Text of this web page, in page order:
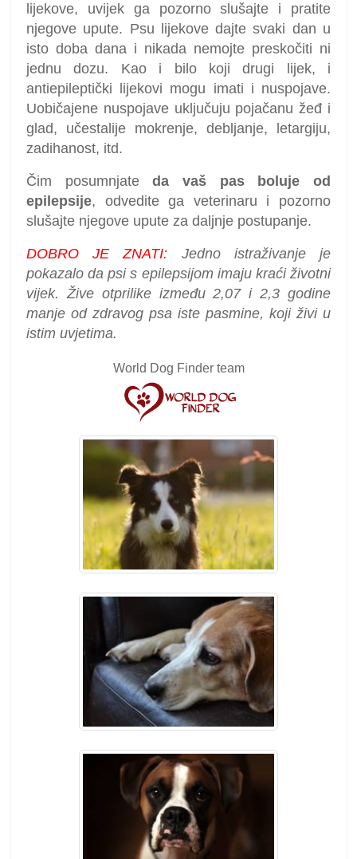
lijekove, uvijek ga pozorno slušajte i pratite
njegove upute. Psu lijekove dajte svaki dan u
isto doba dana i nikada nemojte preskočiti ni
jednu dozu. Kao i bilo koji drugi lijek, i
antiepileptički lijekovi mogu imati i nuspojave.
Uobičajene nuspojave uključuju pojačanu žeđ i
glad, učestalije mokrenje, debljanje, letargiju,
zadihanost, itd.
Čim posumnjateda vaš pas boluje od
epilepsije, odvedite ga veterinaru i pozorno
slušajte njegove upute za daljnje postupanje.
DOBRO JE ZNATI: Jedno istraživanje je
pokazalo da psi s epilepsijom imaju kraći životni
vijek. Žive otprilike između 2,07 i 2,3 godine
manje od zdravog psa iste pasmine, koji živi u
istim uvjetima.
World Dog Finder team